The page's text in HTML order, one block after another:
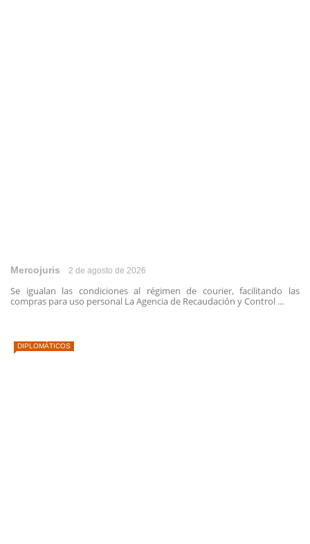
Mercojuris 2 de agosto de 2026
Se igualan las condiciones al régimen de courier, facilitando las
compras para uso personal La Agencia de Recaudación y Control ...
DIPLOMÁTICOS